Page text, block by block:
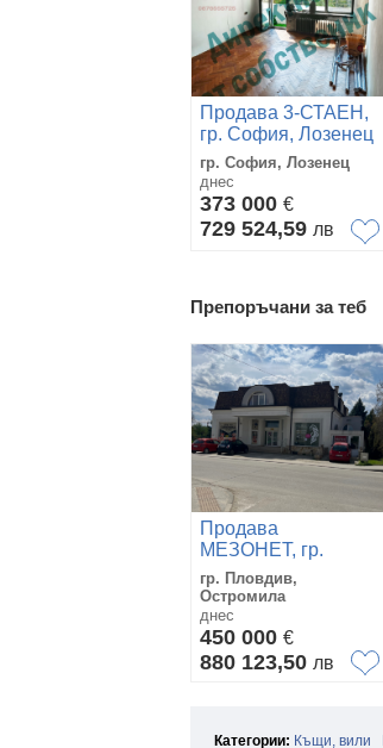
Продава 3-СТАЕН,
гр. София, Лозенец
гр. София, Лозенец
днес
373 000 €
729 524,59 лв
Препоръчани за теб
Продава
МЕЗОНЕТ, гр.
Пловдив,
Остромила
гр. Пловдив,
Остромила
днес
450 000 €
880 123,50 лв
Категории: Къщи, вили